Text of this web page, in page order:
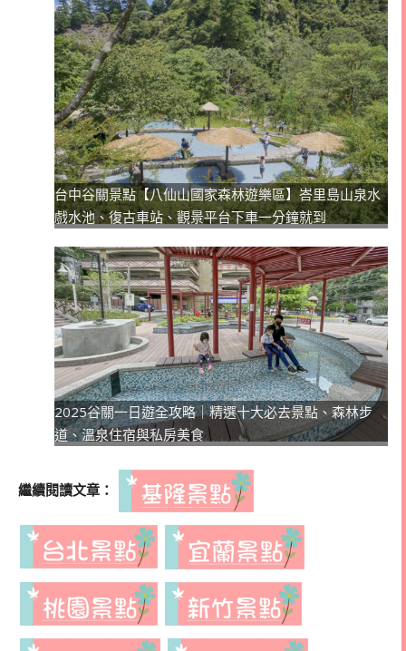
台中谷關景點【八仙山國家森林遊樂區】峇里島山泉水
戲水池、復古車站、觀景平台下車一分鐘就到
2025谷關一日遊全攻略｜精選十大必去景點、森林步
道、溫泉住宿與私房美食
繼續閱讀文章：